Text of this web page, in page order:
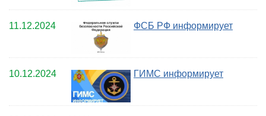
11.12.2024 ФСБ РФ информирует
10.12.2024 ГИМС информирует